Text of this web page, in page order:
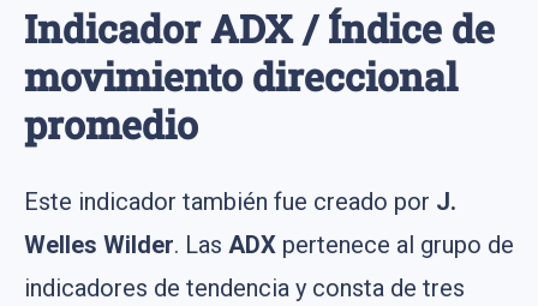
Indicador ADX / Índice de
movimiento direccional
promedio
Este indicador también fue creado por J.
Welles Wilder. Las ADX pertenece al grupo de
indicadores de tendencia y consta de tres